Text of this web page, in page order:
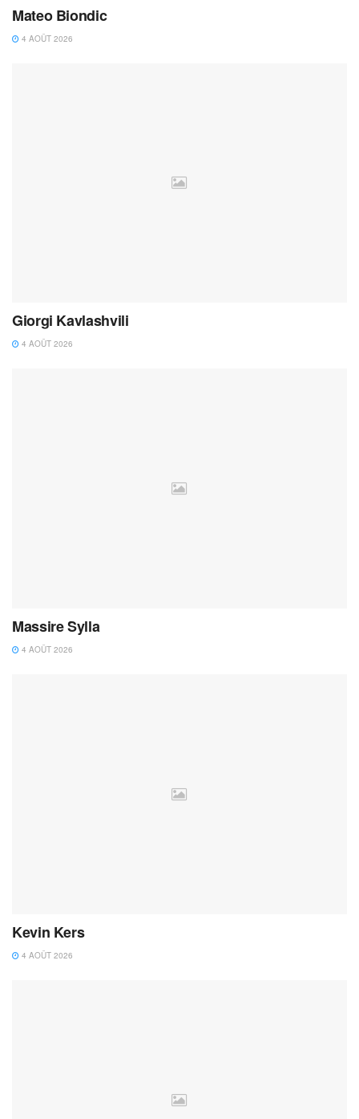
Mateo Biondic
4 AOÛT 2026
Giorgi Kavlashvili
4 AOÛT 2026
Massire Sylla
4 AOÛT 2026
Kevin Kers
4 AOÛT 2026